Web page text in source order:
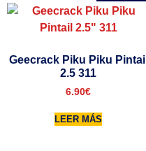
Geecrack Piku Piku Pintail
2.5 311
6.90€
LEER MÁS